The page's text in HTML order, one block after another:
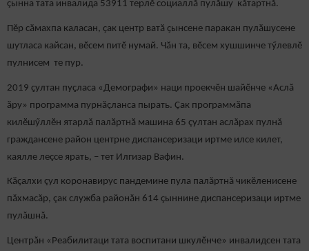
çынна тата инвалида 53911 терлӗ социаллӑ пулӑшу кăтартнă.
Пӗр сӑмахпа каласан, ҫак центр ватӑ ҫынсене паракан пулӑшусене
шутласа кайсан, вӗсем питӗ нумай. Чӑн та, вӗсем хушшинче тӳлевлӗ
пулнисем те пур.
2019 ҫултан пуҫласа «Демографи» наци проекчӗн шайӗнче «Аслӑ
ӑру» программа пурнӑҫланса пырать. Ҫак программӑпа
килӗшӳллӗн ятарлă палӑртнӑ машина 65 çултан аслăрах пулнă
граждансене район центрне диспансеризаци иртме илсе килет,
каялле леçсе ярать, – тет Илгизар Вафин.
Кӑҫалхи çул коронавирус пандемине пула палăртнă чикӗленисене
пăхмасăр, çак служба районăн 614 çыннине диспансеризаци иртме
пулăшнă.
Центрăн «Реабилитаци тата воспитани шкулӗнче» инвалидсен тата